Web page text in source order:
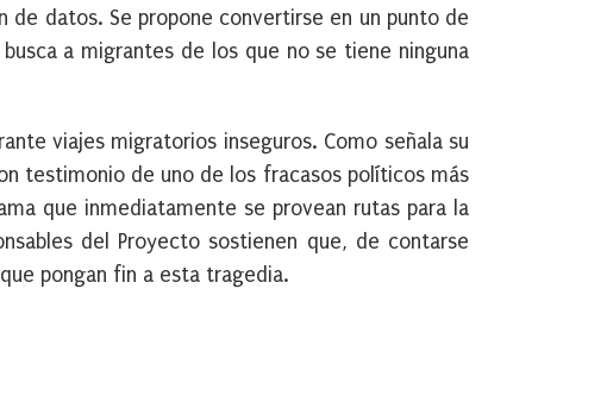
de datos. Se propone convertirse en un punto de
a migrantes de los que no se tiene ninguna
viajes migratorios inseguros. Como señala su
testimonio de uno de los fracasos políticos más
que inmediatamente se provean rutas para la
del Proyecto sostienen que, de contarse
pongan fin a esta tragedia.